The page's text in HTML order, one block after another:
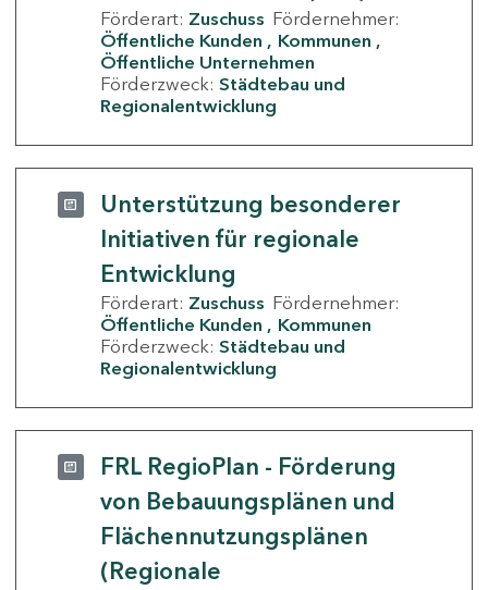
Förderart: Zuschuss Fördernehmer:
Öffentliche Kunden
Kommunen
Öffentliche Unternehmen
Förderzweck: Städtebau und
Regionalentwicklung
Unterstützung besonderer
Initiativen für regionale
Entwicklung
Förderart: Zuschuss Fördernehmer:
Öffentliche Kunden
Kommunen
Förderzweck: Städtebau und
Regionalentwicklung
FRL RegioPlan - Förderung
von Bebauungsplänen und
Flächennutzungsplänen
(Regionale